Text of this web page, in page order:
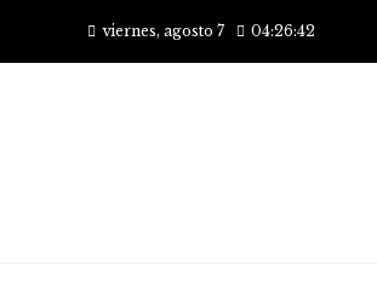
viernes, agosto 7 04:26:43